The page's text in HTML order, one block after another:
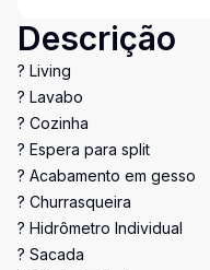
Descrição
? Living
? Lavabo
? Cozinha
? Espera para split
? Acabamento em gesso
? Churrasqueira
? Hidrômetro Individual
? Sacada